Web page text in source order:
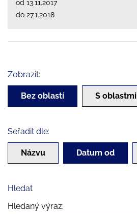
od 13.11.2017
do 27.1.2018
Zobrazit:
Bez oblastí S oblastmi
Seřadit dle:
Názvu Datum od
Hledat
Hledaný výraz: